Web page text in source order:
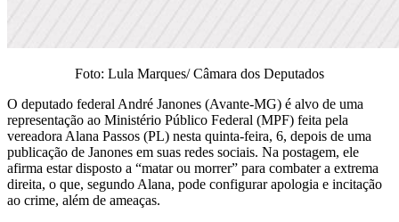
Foto: Lula Marques/ Câmara dos Deputados
O deputado federal André Janones (Avante-MG) é alvo de uma
representação ao Ministério Público Federal (MPF) feita pela
vereadora Alana Passos (PL) nesta quinta-feira, 6, depois de uma
publicação de Janones em suas redes sociais. Na postagem, ele
afirma estar disposto a “matar ou morrer” para combater a extrema
direita, o que, segundo Alana, pode configurar apologia e incitação
ao crime, além de ameaças.